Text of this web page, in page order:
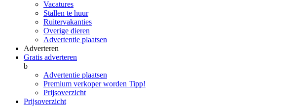
Vacatures
Stallen te huur
Ruitervakanties
Overige dieren
Advertentie plaatsen
Adverteren
Gratis adverteren
b
Advertentie plaatsen
Premium verkoper worden Tipp!
Prijsoverzicht
Prijsoverzicht